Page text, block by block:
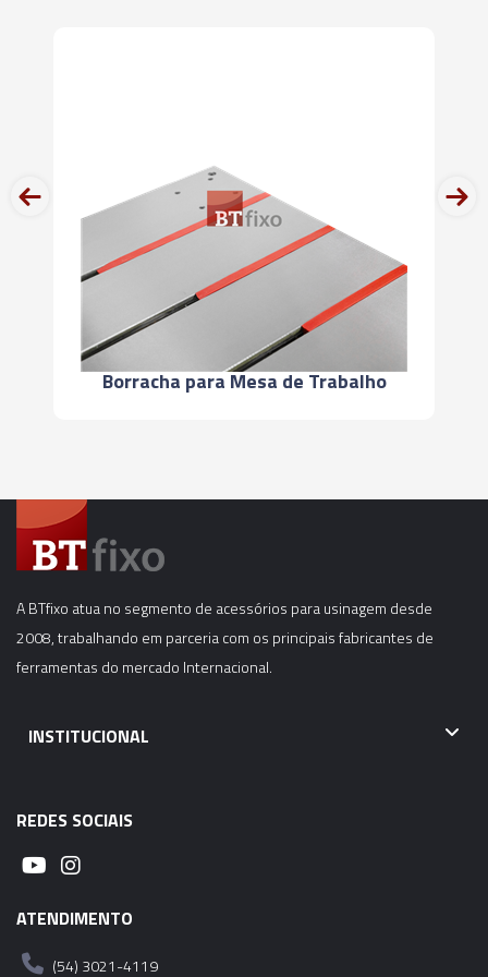
EMBREAGEM DE SEGURANÇA TAM 3B - 11,00 X
9,00 (M14 - G1/4" - 9/16") - KWES
02358 - ADAPTADOR PARA TROCA RÁPIDA COM
EMBREAGEM DE SEGURANÇA TAM. 3B- 12,00 X
9,00 (M16 – G3/8” – 5/8”) - KWES
02359 - ADAPTADOR PARA TROCA RÁPIDA COM
EMBREAGEM DE SEGURANÇA TAM. 3B - 14,00 X
EMBREAGEM DE SEGURANÇA TAM. 3B - 16,00 X
12,00 (M20 – G1/2”) - KWES
EMBREAGEM DE SEGURANÇA TAM. 3B - 18,00 X
14,50 (M22 – G5/8” – 7/8”) - KWES
14,50 (M24 – G5/8” – 7/8”) - KWES
EMBREAGEM DE SEGURANÇA TAM. 3B - 20,00 X
EMBREAGEM DE SEGURANÇA TAM. 3B - 22,00 X
Borracha para Mesa de Trabalho
prev next
A BTfixo atua no segmento de acessórios para usinagem desde
2008, trabalhando em parceria com os principais fabricantes de
ferramentas do mercado Internacional.
INSTITUCIONAL
REDES SOCIAIS
ATENDIMENTO
(54) 3021-4119